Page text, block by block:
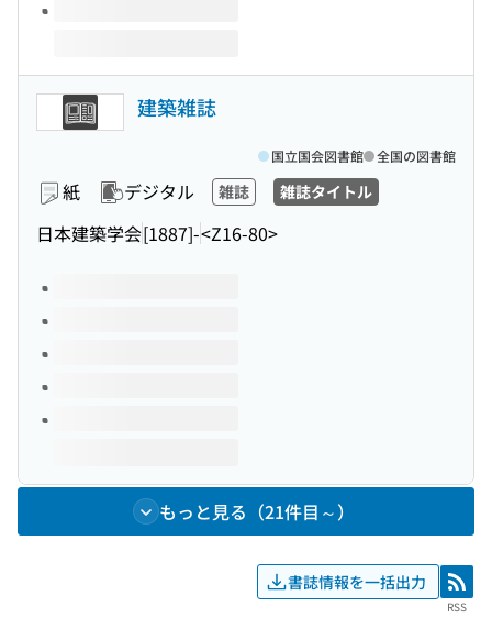
建築雑誌
紙 デジタル 雑誌 雑誌タイトル
日本建築学会[1887]-<Z16-80>
国立国会図書館 全国の図書館
このタイトルの巻号
もっと見る（21件目～）
書誌情報を一括出力 RSS
RSS